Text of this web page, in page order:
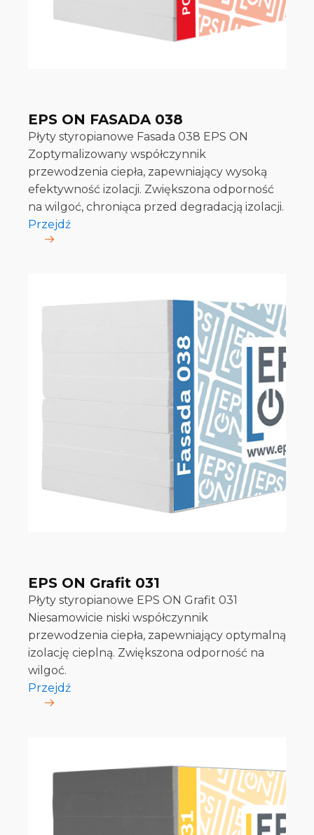
EPS ON FASADA 038
Płyty styropianowe Fasada 038 EPS ON
Zoptymalizowany współczynnik
przewodzenia ciepła, zapewniający wysoką
efektywność izolacji. Zwiększona odporność
na wilgoć, chroniąca przed degradacją izolacji.
Przejdź
EPS ON Grafit 031
Płyty styropianowe EPS ON Grafit 031
Niesamowicie niski współczynnik
przewodzenia ciepła, zapewniający optymalną
izolację cieplną. Zwiększona odporność na
wilgoć.
Przejdź